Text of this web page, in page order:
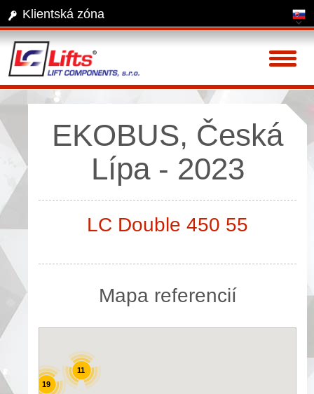
Klientská zóna
EKOBUS, Česká
Lípa - 2023
LC Double 450 55
Mapa referencií
11
19